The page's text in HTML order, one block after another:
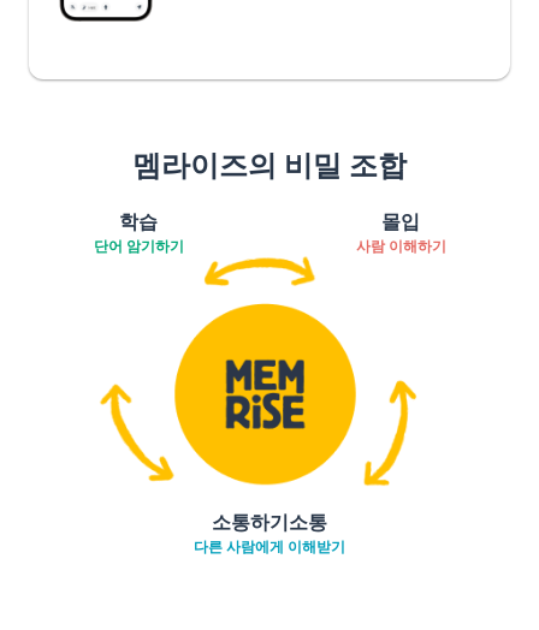
멤라이즈의 비밀 조합
학습
단어 암기하기
몰입
사람 이해하기
소통하기소통
다른 사람에게 이해받기